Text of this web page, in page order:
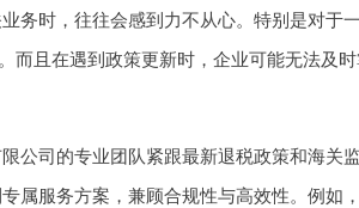
务时，往往会感到力不从心。特别是对于
而且在遇到政策更新时，企业可能无法及
公司的专业团队紧跟最新退税政策和海关
属服务方案，兼顾合规性与高效性。例如